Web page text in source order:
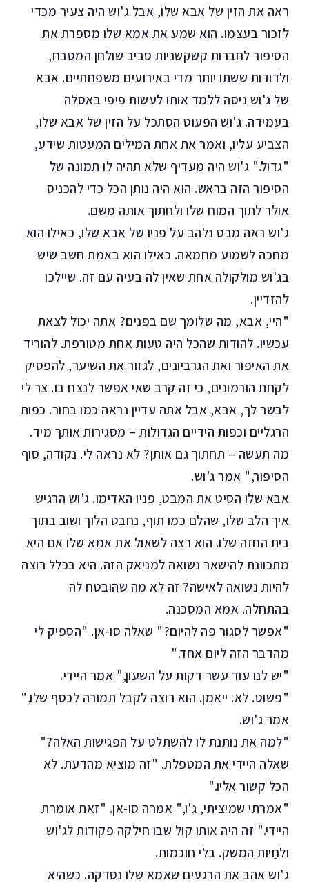
ראה את הזין של אבא שלו, אבל ג'וש היה צעיר מכדי
לזכור בעצמו. הוא שמע את אמא שלו מספרת את
הסיפור לחברות קשקשניות סביב שולחן המטבח,
ולדודות ששתו יותר מדי באירועים משפחתיים. אבא
של ג'וש ניסה ללמד אותו לעשות פיפי באסלה
בעמידה. ג'וש הפעוט הסתכל על הזין של אבא שלו,
הצביע עליו, ואמר את אחת המילים המעטות שידע,
"גדול." ג'וש היה מעדיף שלא תהיה לו תמונה של
הסיפור הזה בראש. הוא היה נותן הכל כדי להכניס
אולר לתוך המוח שלו ולחתוך אותה משם.
ג'וש ראה מבט נלהב על פניו של אבא שלו, כאילו הוא
מחכה לשמוע מחמאה. כאילו הוא באמת חשב שיש
בג'וש מולקולה אחת שאין לה בעיה עם זה. שיילכו
להזדיין.
"היי, אבא, מה שלומך שם בפנים? אתה יכול לצאת
עכשיו. להודות שהכל היה טעות אחת מטורפת. להוריד
את האיפור ואת הגרביונים, לגזור את השיער, להפסיק
לקחת הורמונים, כי זה קרב שאי אפשר לנצח בו. צר לי
לבשר לך, אבא, אבל אתה עדיין נראה כמו בחור. כפות
הרגליים וכפות הידיים הגדולות – מסגירות אותך מיד.
מה תעשה – תחתוך גם אותן? לא נראה לי. נקודה, סוף
הסיפור," אמר ג'וש.
אבא שלו הסיט את המבט, פניו האדימו. ג'וש הרגיש
איך הלב שלו, שהלם כמו תוף, נחבט הלוך ושוב בתוך
בית החזה שלו. הוא רצה לשאול את אמא שלו אם היא
מתכוונת להישאר נשואה למניאק הזה. היא בכלל רוצה
להיות נשואה לאישה? זה לא מה שהובטח לה
בהתחלה. אמא המסכנה.
"אפשר לסגור פה להיום?" שאלה סו-אן. "הספיק לי
מהדבר הזה ליום אחד."
"יש לנו עוד עשר דקות על השעון," אמר היידי.
"פשוט. לא. ייאמן. הוא רוצה לקבל תמורה לכסף שלו,"
אמר ג'וש.
"למה את נותנת לו להשתלט על הפגישות האלה?"
שאלה היידי את המטפלת. "זה מוציא מהדעת. לא
הכל קשור אליו."
"אמרתי שמיציתי, ג'ו," אמרה סו-אן. "זאת אומרת
היידי." זה היה אותו קול שבו חילקה פקודות לג'וש
ולחַיות המשק. בלי חוכמות.
ג'וש אהב את הרגעים שאמא שלו נסדקה. כשהיא